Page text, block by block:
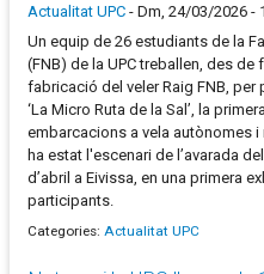
Actualitat UPC - Dm, 24/03/2026 -
Un equip de 26 estudiants de la
(FNB) de la UPC treballen, des
fabricació del veler Raig FNB,
‘La Micro Ruta de la Sal’, la
embarcacions a vela autònomes i
ha estat l'escenari de l’avarada
d’abril a Eivissa, en una primera
participants.
Categories: Actualitat UPC